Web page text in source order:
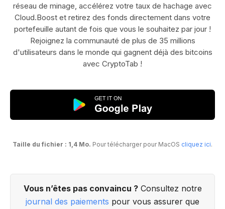
réseau de minage, accélérez votre taux de hachage avec
Cloud.Boost et retirez des fonds directement dans votre
portefeuille autant de fois que vous le souhaitez par jour !
Rejoignez la communauté de plus de 35 millions
d'utilisateurs dans le monde qui gagnent déjà des bitcoins
avec CryptoTab !
Taille du fichier : 1,4 Mo. Pour télécharger pour MacOS cliquez ici.
Vous n’êtes pas convaincu ?Consultez notre
journal des paiements pour vous assurer que